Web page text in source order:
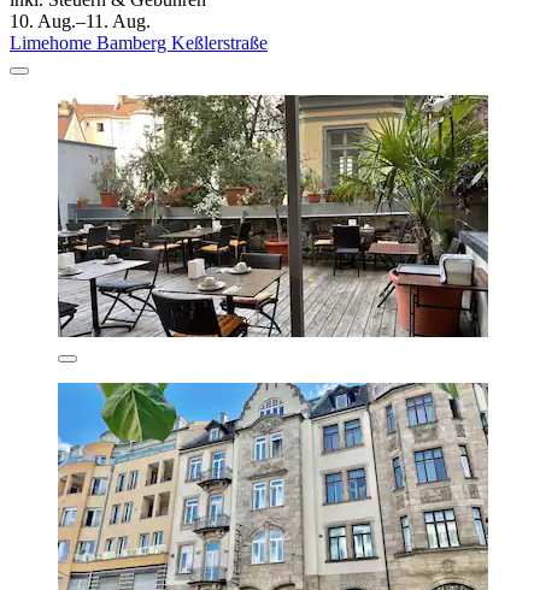
10. Aug.–11. Aug.
Limehome Bamberg Keßlerstraße